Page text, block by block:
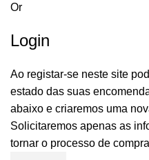
Or
Login
Ao registar-se neste site
estado das suas
abaixo e criaremos uma
Solicitaremos apenas as
tornar o processo de